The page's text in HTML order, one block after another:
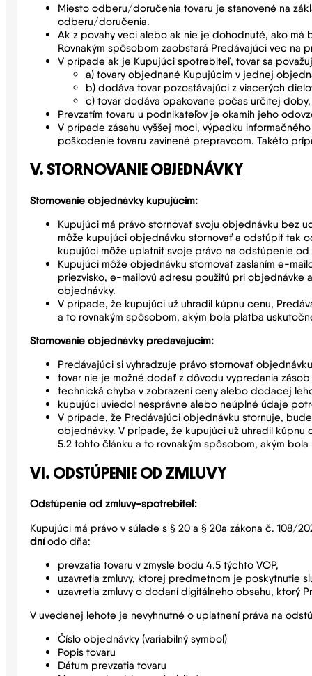
Miesto odberu/doručenia tovaru je stanovené na
odberu/doručenia.
Ak z povahy veci alebo ak nie je dohodnuté, ako má
Rovnakým spôsobom zaobstará Predávajúci vec na
V prípade ak je Kupujúci spotrebiteľ, tovar sa
a) tovary objednané Kupujúcim v jednej
b) dodáva tovar pozostávajúci z viacerých
c) tovar dodáva opakovane počas určitej
Prevzatím tovaru u podnikateľov je okamih jeho
V prípade zásahu vyššej moci, výpadku
poškodenie tovaru zavinené prepravcom. Takéto
V. STORNOVANIE OBJEDNÁVKY
Stornovanie objednávky kupujúcim:
Kupujúci má právo stornovať svoju objednávku bez
môže kupujúci objednávku stornovať a odstúpiť tak
kupujúci môže uplatniť svoje právo na odstúpenie od
Kupujúci môže objednávku stornovať zaslaním e-
priezvisko, e-mailovú adresu použitú pri
objednávky.
V prípade, že kupujúci už uhradil kúpnu cenu,
a to rovnakým spôsobom, akým bola platba
Stornovanie objednávky predávajúcim:
Predávajúci si vyhradzuje právo stornovať
tovar nie je možné dodať z dôvodu vypredania
technická chyba v zobrazení ceny alebo dodacej
kupujúci uviedol nesprávne alebo neúplné údaje
V prípade, že Predávajúci objednávku stornuje,
objednávky. V prípade, že kupujúci už uhradil kúpnu
5.2 tohto článku a to rovnakým spôsobom, akým
VI. ODSTÚPENIE OD ZMLUVY
Odstúpenie od zmluvy-spotrebiteľ:
Kupujúci má právo v súlade s § 20 a § 20a zákona č. 108/
dníodo dňa:
prevzatia tovaru v zmysle bodu 4.5 týchto VOP,
uzavretia zmluvy, ktorej predmetnom je poskytnutie
uzavretia zmluvy o dodaní digitálneho obsahu, ktorý
V uvedenej lehote je nevyhnutné o uplatnení práva na
Číslo objednávky (variabilný symbol)
Popis tovaru
Dátum prevzatia tovaru